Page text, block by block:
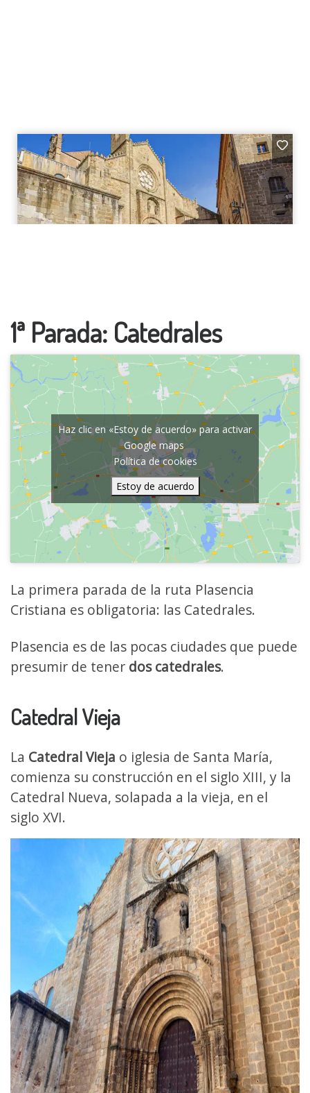
1ª Parada: Catedrales
Haz clic en «Estoy de acuerdo» para activar
Google maps
Política de cookies
Estoy de acuerdo
La primera parada de la ruta Plasencia
Cristiana es obligatoria: las Catedrales.
Plasencia es de las pocas ciudades que puede
presumir de tener dos catedrales.
Catedral Vieja
La Catedral Vieja o iglesia de Santa María,
comienza su construcción en el siglo XIII, y la
Catedral Nueva, solapada a la vieja, en el
siglo XVI.